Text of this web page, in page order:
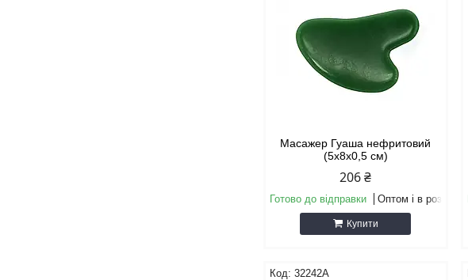
Масажер Гуаша нефритовий
(5х8х0,5 см)
206 ₴
Готово до відправки Оптом і в роздріб
Купити
32242A